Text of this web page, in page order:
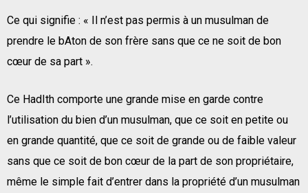
Ce qui signifie : « Il n’est pas permis à un musulman de
prendre le bAton de son frère sans que ce ne soit de bon
cœur de sa part ».
Ce HadIth comporte une grande mise en garde contre
l’utilisation du bien d’un musulman, que ce soit en petite ou
en grande quantité, que ce soit de grande ou de faible valeur
sans que ce soit de bon cœur de la part de son propriétaire,
même le simple fait d’entrer dans la propriété d’un musulman